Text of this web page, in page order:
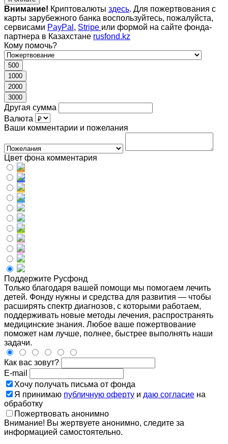
Внимание! Криптовалюты здесь. Для пожертвования с
карты зарубежного банка воспользуйтесь, пожалуйста,
сервисами PayPal , Stripe или формой на сайте фонда-
партнера в Казахстане rusfond.kz
Кому помочь?
500
1000
2000
3000
Другая сумма
Валюта
Ваши комментарии и пожелания
Цвет фона комментария
Поддержите Русфонд
Только благодаря вашей помощи мы помогаем лечить
детей. Фонду нужны и средства для развития — чтобы
расширять спектр диагнозов, с которыми работаем,
поддерживать новые методы лечения, распространять
медицинские знания. Любое ваше пожертвование
поможет нам лучше, полнее, быстрее выполнять наши
задачи.
Как вас зовут?
E-mail
Хочу получать письма от фонда
Я принимаю публичную оферту и даю согласие на
обработку
Пожертвовать анонимно
Внимание! Вы жертвуете анонимно, следите за
информацией самостоятельно.